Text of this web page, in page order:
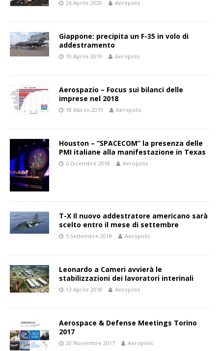
26 Aprile 2020 Aeropolis
Giappone: precipita un F-35 in volo di
addestramento
10 Aprile 2019 Aeropolis
Aerospazio – Focus sui bilanci delle
imprese nel 2018
18 Marzo 2019 Aeropolis
Houston – “SPACECOM” la presenza delle
PMI italiane alla manifestazione in Texas
6 Dicembre 2018 Aeropolis
T-X Il nuovo addestratore americano sarà
scelto entro il mese di settembre
5 Settembre 2018 Aeropolis
Leonardo a Cameri avvierà le
stabilizzazioni dei lavoratori interinali
13 Aprile 2018 Aeropolis
Aerospace & Defense Meetings Torino
2017
20 Novembre 2017 Aeropolis